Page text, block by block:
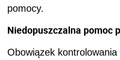
pomocy.
Niedopuszczalna pomoc
Obowiązek